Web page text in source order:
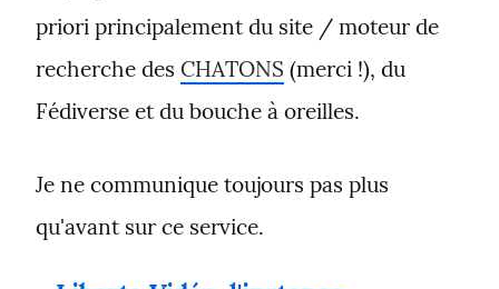
priori principalement du site / moteur de
recherche des CHATONS (merci !), du
Fédiverse et du bouche à oreilles.
Je ne communique toujours pas plus
qu'avant sur ce service.